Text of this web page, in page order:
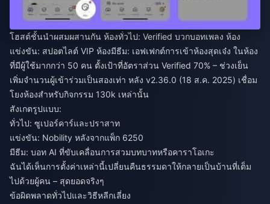
โฮสต์ชั้นนำผสมผสานกัน ห้องทั่วไป: Verified บวกบอทเพลง ห้อง
แข่งขัน: สปอตไลต์ VIP ห้องมีธีม: เอฟเฟกต์การเข้าห้องสุดเจ๋ง ในห้อง
ที่มีผู้ใช้มากกว่า 50 คน ตั้งเป้าที่อัตราส่วน Verified 70% – ช่วงเย็น
เพิ่มจำนวนผู้เข้าร่วมเป็นสองเท่า หลัง v2.36.0 (18 ส.ค. 2025) เชื่อม
โยงห้องสำหรับกิจกรรม 130k เหล่านั้น
สังเกตรูปแบบ:
ทั่วไป: ซูเปอร์คาร์และปราสาท
แข่งขัน: Nobility หลังจากแพ็ก 6250
มีธีม: บอท AI ที่ขับเคลื่อนการสวมบทบาทหรือคาราโอเกะ
ฉันได้เห็นการตั้งค่าเหล่านี้เปลี่ยนคืนธรรมดาให้กลายเป็นบ้านที่เต็ม
ไปด้วยผู้คน – สุดยอดจริงๆ
ข้อผิดพลาดทั่วไปและวิธีหลีกเลี่ยง